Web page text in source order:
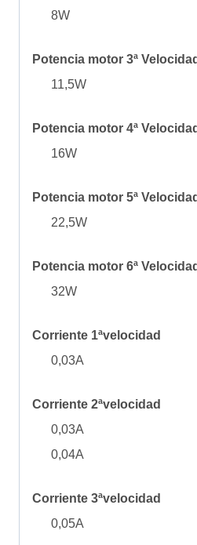
8W
Potencia motor 3ª Velocidad
11,5W
Potencia motor 4ª Velocidad
16W
Potencia motor 5ª Velocidad
22,5W
Potencia motor 6ª Velocidad
32W
Corriente 1ªvelocidad
0,03A
Corriente 2ªvelocidad
0,03A
0,04A
Corriente 3ªvelocidad
0,05A